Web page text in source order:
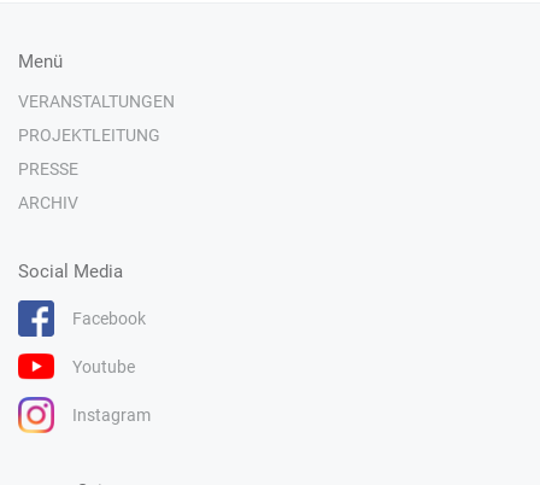
Menü
VERANSTALTUNGEN
PROJEKTLEITUNG
PRESSE
ARCHIV
Social Media
Facebook
Youtube
Instagram